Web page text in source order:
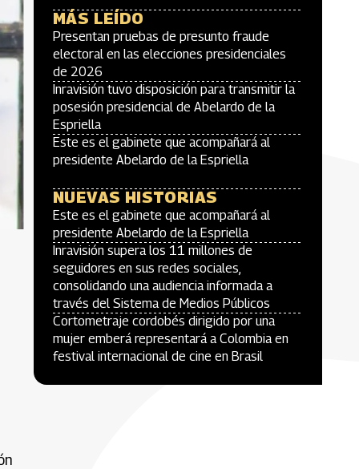
MÁS LEÍDO
Presentan pruebas de presunto fraude
electoral en las elecciones presidenciales
de 2026
Inravisión tuvo disposición para transmitir la
posesión presidencial de Abelardo de la
Espriella
Este es el gabinete que acompañará al
presidente Abelardo de la Espriella
NUEVAS HISTORIAS
Este es el gabinete que acompañará al
presidente Abelardo de la Espriella
Inravisión supera los 11 millones de
seguidores en sus redes sociales,
consolidando una audiencia informada a
través del Sistema de Medios Públicos
Cortometraje cordobés dirigido por una
mujer emberá representará a Colombia en
festival internacional de cine en Brasil